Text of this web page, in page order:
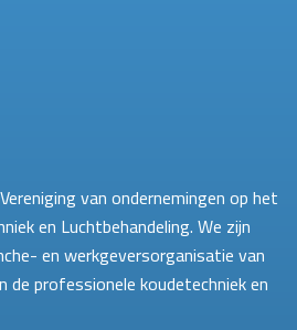
van ondernemingen op het
en Luchtbehandeling. We zijn
en werkgeversorganisatie van
de professionele koudetechniek en